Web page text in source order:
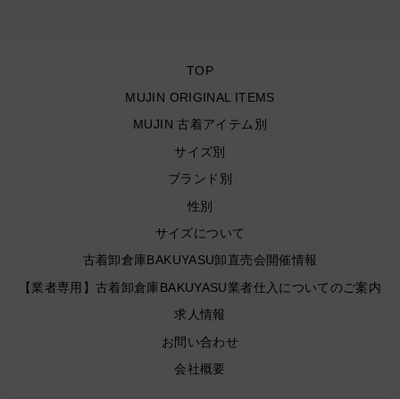
TOP
MUJIN ORIGINAL ITEMS
MUJIN 古着アイテム別
サイズ別
ブランド別
性別
サイズについて
古着卸倉庫BAKUYASU卸直売会開催情報
【業者専用】古着卸倉庫BAKUYASU業者仕入についてのご案内
求人情報
お問い合わせ
会社概要